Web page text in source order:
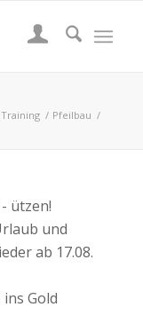
/ Pfeilbau /
ützen!
und
ab 17.08.
Gold